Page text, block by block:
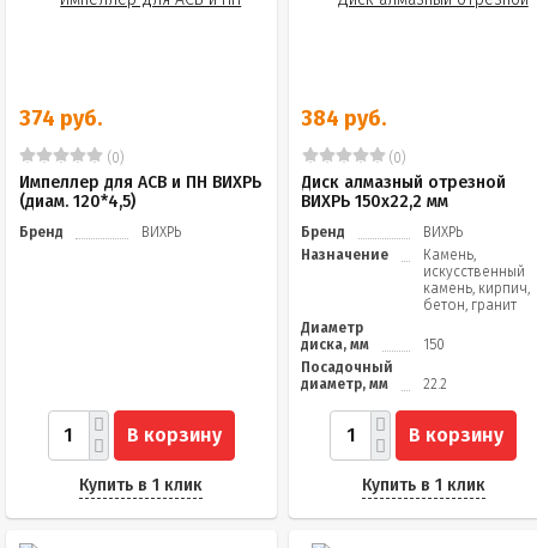
374 руб.
(0)
Импеллер для АСВ и ПН ВИХРЬ
(диам. 120*4,5)
Бренд ВИХРЬ
В корзину
Купить в 1 клик
384 руб.
(0)
Диск алмазный отрезной
ВИХРЬ 150х22,2 мм
Бренд
ВИХРЬ
Назначение
Камень,
искусственный
камень, кирпич,
бетон, гранит
Диаметр
диска, мм
150
Посадочный
диаметр, мм
22.2
В корзину
Купить в 1 клик